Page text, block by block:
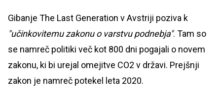
Gibanje The Last Generation v Avstriji poziva k
"učinkovitemu zakonu o varstvu podnebja". Tam so
se namreč politiki več kot 800 dni pogajali o novem
zakonu, ki bi urejal omejitve CO2 v državi. Prejšnji
zakon je namreč potekel leta 2020.